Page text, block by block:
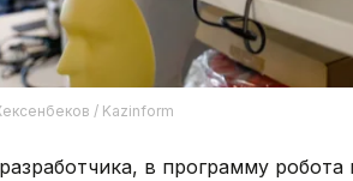
/ Kazinform
в программу